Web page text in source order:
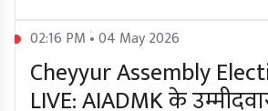
02:16 PM • 04 May 2026
Cheyyur Assembly
LIVE: AIADMK के